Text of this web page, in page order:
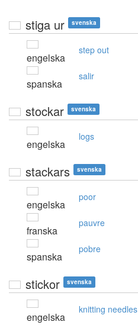
stiga ur svenska
engelska
step out
spanska
salir
stockar svenska
engelska
logs
stackars svenska
engelska
poor
franska
pauvre
spanska
pobre
stickor svenska
engelska
knitting needles